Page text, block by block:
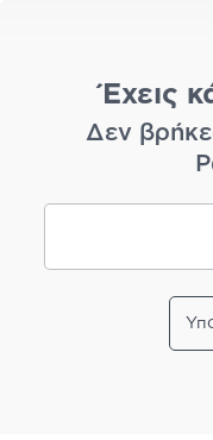
Έχεις
Δεν